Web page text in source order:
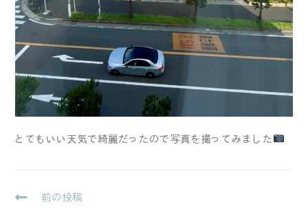
とてもいい天気で綺麗だったので写真を撮ってみました
前の投稿